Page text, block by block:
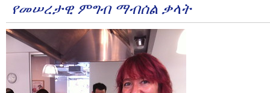
የመሠረታዊ ምግብ ማብሰል ቃላት